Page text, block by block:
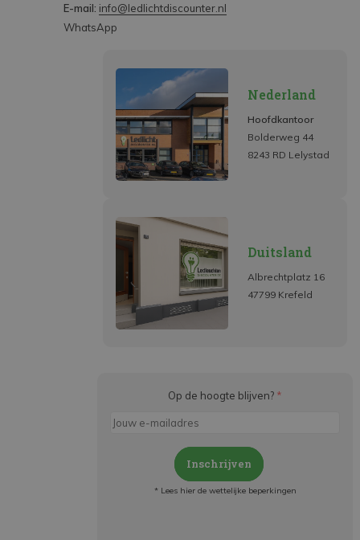
E-mail: info@ledlichtdiscounter.nl
WhatsApp
Nederland
Hoofdkantoor
Bolderweg 44
8243 RD Lelystad
Duitsland
Albrechtplatz 16
47799 Krefeld
Op de hoogte blijven? *
Inschrijven
* Lees hier de wettelijke beperkingen